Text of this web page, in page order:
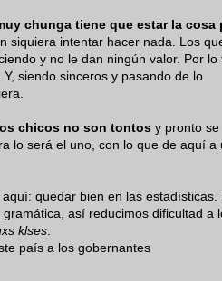
chunga tiene que estar la cosa
siquiera intentar hacer nada. Los
y no le dan ningún valor. Por lo
siendo sinceros y pasando de lo
chicos no son tontos y pronto se
lo será el uno, con lo que de aquí a
quedar bien en las estadísticas.
así reducimos dificultad a
klses
país a los gobernantes